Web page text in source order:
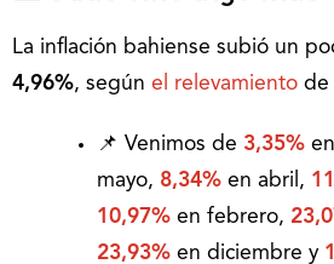
La inflación bahiense subió un
4,96%, según el relevamiento de
📌 Venimos de 3,35%
mayo, 8,34% en abril,
10,97% en febrero,
23,93% en diciembre y